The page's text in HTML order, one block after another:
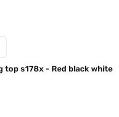
top s178x - Red black white